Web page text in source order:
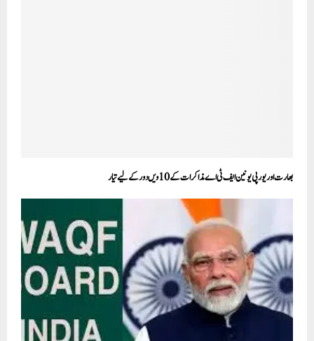
بھارت اوریورپی یونین ایف ٹی اے مذاکرات کے 10ویں دور کے لیے تیار